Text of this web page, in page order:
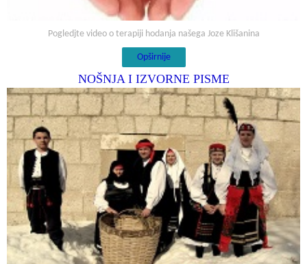
Pogledjte video o terapiji hodanja našega Joze Klišanina
Opširnije
NOŠNJA I IZVORNE PISME